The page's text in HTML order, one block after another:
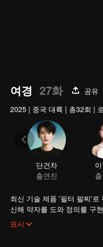
여경 27화
공유
2025 | 중국 대륙 | 총32회 |
단건차
출연진
최신 기술 제품 '필터 팔찌'
신해 약자를 도와 정의를 구
을 느끼는데… 비밀을 지키기
랑하는 사람이 쑤청청이란
'천조집'을 중국 특색의 고급
침내 아름다움이 단일하게
표시